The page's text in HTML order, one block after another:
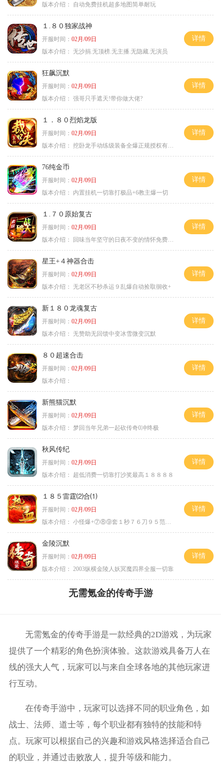
版本介绍：
自动免费挂机超多地图简单耐玩
１.８０独家战神
开服时间： 02月/09日
版本介绍： 无沙捐.无顶榜.无主播.无隐藏.无演员
详情
狂飙沉默
开服时间： 02月/09日
版本介绍： 强哥只手遮天!带你做大佬?
详情
１．８０烈焰龙版
开服时间： 02月/09日
版本介绍： 挖卧龙手动练级装备全爆正规授权有保障
详情
76纯金币
开服时间： 02月/09日
版本介绍：
内置挂机一切靠打极品+6教主爆一切
详情
１.７０原始复古
开服时间： 02月/09日
版本介绍：
回味当年坚守的日夜不变的情怀免费绿色
详情
星王+４神器合击
开服时间： 02月/09日
版本介绍： 无老区不秒杀运９乱爆自动捡取徊收+
详情
新１８０龙魂复古
开服时间： 02月/09日
版本介绍： 无赞助无回馈中变冰雪微变沉默
详情
８０超速合击
开服时间： 02月/09日
版本介绍：
详情
新熊猫沉默
开服时间： 02月/09日
版本介绍： 梦回当年兄弟一起砍传奇0冲终极
详情
秋风传纪
开服时间： 02月/09日
版本介绍：
超低消费一切靠打沙奖最高１８８８８
详情
１８５雷霆⑵合⑴
开服时间： 02月/09日
版本介绍： 小怪爆+⑦⑧⑨套１秒７６刀９５范围捡
详情
金陵沉默
开服时间： 02月/09日
版本介绍：
2003纵横金陵人妖冥魔四界全服一切靠
详情
无需氪金的传奇手游
无需氪金的传奇手游是一款经典的2D游戏，为玩家
提供了一个精彩的角色扮演体验。这款游戏具备万人在
线的强大人气，玩家可以与来自全球各地的其他玩家进
行互动。
在传奇手游中，玩家可以选择不同的职业角色，如
战士、法师、道士等，每个职业都有独特的技能和特
点。玩家可以根据自己的兴趣和游戏风格选择适合自己
的职业，并通过击败敌人，提升等级和能力。